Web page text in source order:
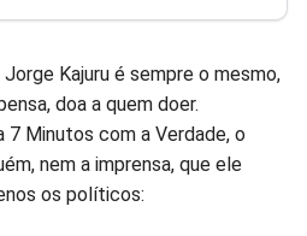
Kajuru é sempre o mesmo,
doa a quem doer.
7 Minutos com a Verdade, o
nem a imprensa, que ele
os políticos: